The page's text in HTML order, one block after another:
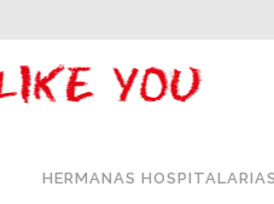
HERMANAS HOSPITALARIAS